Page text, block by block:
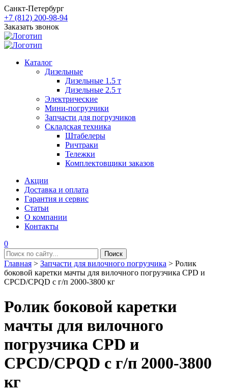
Санкт-Петербург
+7 (812) 200-98-94
Заказать звонок
Каталог
Дизельные
Дизельные 1.5 т
Дизельные 2.5 т
Электрические
Мини-погрузчики
Запчасти для погрузчиков
Складская техника
Штабелеры
Ричтраки
Тележки
Комплектовщики заказов
Акции
Доставка и оплата
Гарантия и сервис
Статьи
О компании
Контакты
0
Главная > Запчасти для вилочного погрузчика > Ролик
боковой каретки мачты для вилочного погрузчика CPD и
CPCD/CPQD с г/п 2000-3800 кг
Ролик боковой каретки
мачты для вилочного
погрузчика CPD и
CPCD/CPQD с г/п 2000-3800
кг